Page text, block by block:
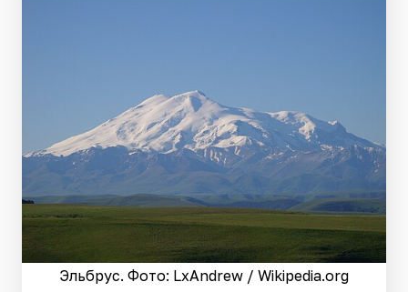
Эльбрус. Фото: LxAndrew / Wikipedia.org